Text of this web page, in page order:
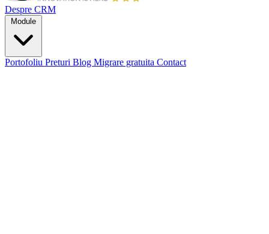
Despre CRM
Module
Portofoliu Preturi Blog Migrare gratuita Contact